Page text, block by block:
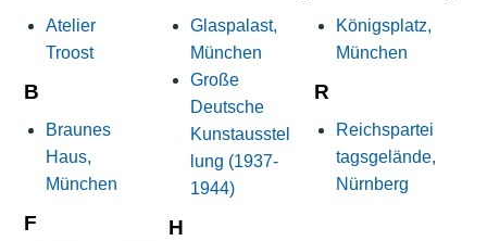
Atelier
Troost
B
Braunes
Haus,
München
F
Glaspalast,
München
Große
Deutsche
Kunstausstel
lung (1937-
1944)
H
Königsplatz,
München
R
Reichspartei
tagsgelände,
Nürnberg